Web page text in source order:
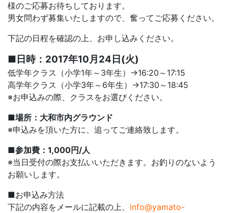
様のご応募お待ちしております。
男女問わず募集いたしますので、奮ってご応募ください。
下記の日程を確認の上、お申し込みください。
■日時：2017年10月24日(火)
低学年クラス（小学1年～3年生）→16:20～17:15
高学年クラス（小学3年～6年生）→17:30～18:45
※お申込みの際、クラスをお選びください。
■場所：大和市内グラウンド
※申込みを頂いた方に、追ってご連絡致します。
■参加費：1,000円/人
※当日受付の際お支払いいただきます。お釣りのないよう
お願いします。
■お申込み方法
下記の内容をメールに記載の上、 info@yamato-